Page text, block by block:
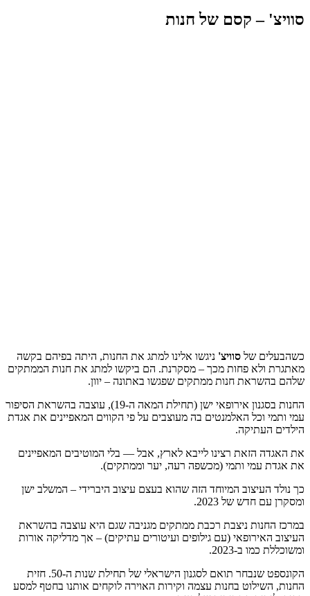
סוויצ' – קסם של חנות
כשהבעלים של סוויצ' ניגשו אלינו למתג את החנות, היתה בפיהם בקשה
מאתגרת ולא פחות מכך – מסקרנת. הם ביקשו למתג את חנות הממתקים
שלהם בהשראת חנות ממתקים שפגשו באתונה – יוון.
החנות בסגנון אירופאי ישן (תחילת המאה ה-19), עוצבה בהשראת הסיפור
עמי ותמי וכל האלמנטים בה מעוצבים על פי הקווים המאפיינים את אגדת
הילדים העתיקה.
את האגדה הזאת רצינו לייבא לארץ, אבל — בלי המוטיבים המאפיינים
את אגדת עמי ותמי (מכשפה רעה, יער וממתקים).
כך נולד העיצוב המיוחד הזה שהוא בעצם עיצוב היברידי – המשלב ישן
ומסקרן עם חדש של 2023.
במרכז החנות ניצבת רכבת ממתקים מגניבה שגם היא עוצבה בהשראת
העיצוב האירופאי (עם גילופים ועיטורים עתיקים) – אך מדליקה אורות
ומשוכללת כמו ב-2023.
הקונספט שנבחר תואם לסגנון הישראלי של תחילת שנות ה-50. חזית
החנות, השילוט בחנות עצמה וקירות האוירה לוקחים אותנו בחטף למסע